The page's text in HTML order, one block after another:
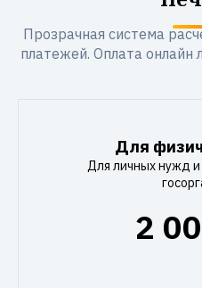
Прозрачная система
платежей. Оплата
Для
Для личных нужд
2